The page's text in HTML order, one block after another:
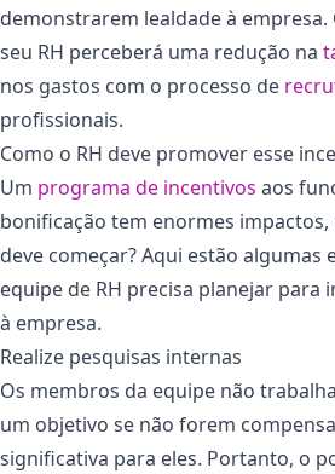
demonstrarem lealdade à empresa.
seu RH perceberá uma redução na
nos gastos com o processo de
profissionais.
Como o RH deve promover esse
Um programa de incentivos aos
bonificação tem enormes
deve começar? Aqui estão algumas
equipe de RH precisa planejar para
à empresa.
Realize pesquisas internas
Os membros da equipe não
um objetivo se não forem
significativa para eles. Portanto, o